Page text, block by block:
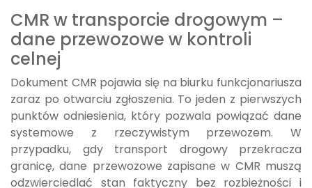
CMR w transporcie drogowym –
dane przewozowe w kontroli
celnej
Dokument CMR pojawia się na biurku funkcjonariusza
zaraz po otwarciu zgłoszenia. To jeden z pierwszych
punktów odniesienia, który pozwala powiązać dane
systemowe z rzeczywistym przewozem. W
przypadku, gdy transport drogowy przekracza
granicę, dane przewozowe zapisane w CMR muszą
odzwierciedlać stan faktyczny bez rozbieżności i